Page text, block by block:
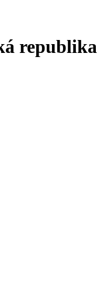
republika